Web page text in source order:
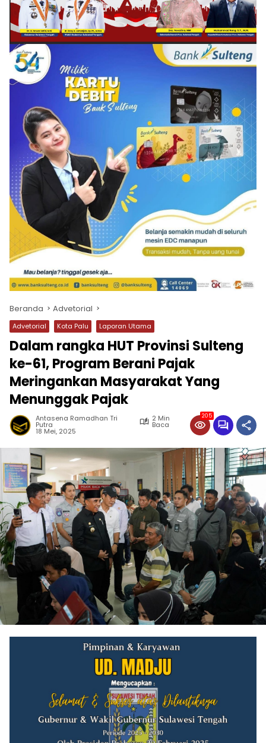
Beranda Advetorial
Advetorial Kota Palu Laporan Utama
Dalam rangka HUT Provinsi Sulteng
ke-61, Program Berani Pajak
Meringankan Masyarakat Yang
Menunggak Pajak
Antasena Ramadhan Tri
Putra
2 Min
Baca
18 Mei, 2025
205